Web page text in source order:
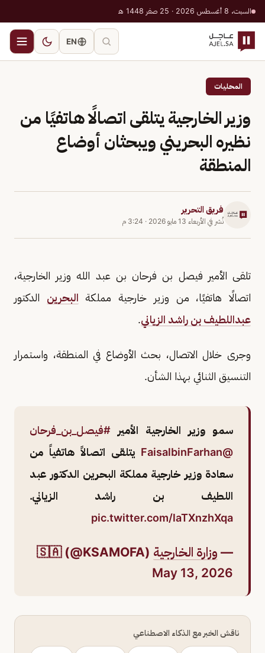
السبت، 8 أغسطس 2026 · 25 صفر 1448 هـ
EN
المحليات
وزير الخارجية يتلقى اتصالًا هاتفيًا من
نظيره البحريني ويبحثان أوضاع
المنطقة
فريق التحرير
نُشر في الأربعاء 13 مايو 2026 · 3:24 م
تلقى الأمير فيصل بن فرحان بن عبد الله وزير الخارجية،
اتصالًا هاتفيًا، من وزير خارجية مملكة البحرين الدكتور
عبداللطيف بن راشد الزياني.
وجرى خلال الاتصال، بحث الأوضاع في المنطقة، واستمرار
التنسيق الثنائي بهذا الشأن.
سمو وزير الخارجية الأمير #فيصل_بن_فرحان
@FaisalbinFarhan
يتلقى اتصالاً هاتفياً من
سعادة وزير خارجية مملكة البحرين الدكتور عبد
اللطيف بن راشد الزياني.
pic.twitter.com/laTXnzhXqa
— وزارة الخارجية
May 13, 2026
ناقش الخبر مع الذكاء الاصطناعي